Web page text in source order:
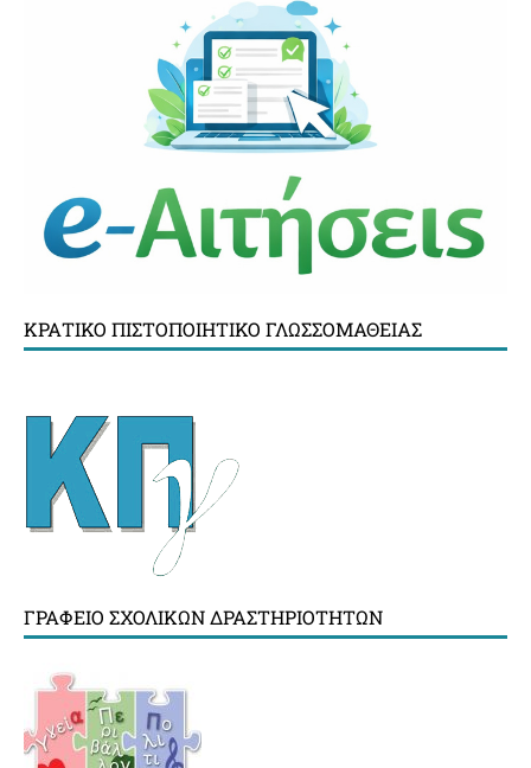
ΚΡΑΤΙΚΌ ΠΙΣΤΟΠΟΙΗΤΙΚΌ ΓΛΩΣΣΟΜΆΘΕΙΑΣ
ΓΡΑΦΕΊΟ ΣΧΟΛΙΚΏΝ ΔΡΑΣΤΗΡΙΟΤΉΤΩΝ